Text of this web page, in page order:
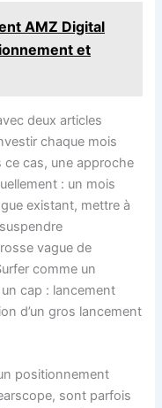
AMZ Digital
et
deux articles
chaque mois
cas, une approche
: un mois
existant, mettre à
vague de
comme un
cap : lancement
d’un gros lancement
positionnement
sont parfois